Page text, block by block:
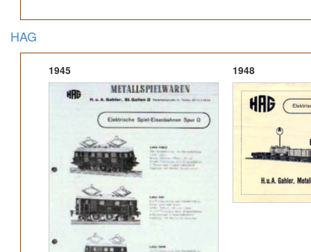
HAG
1945 1948